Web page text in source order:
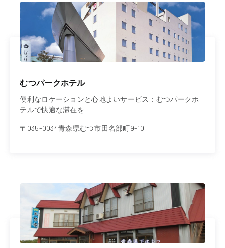
むつパークホテル
便利なロケーションと心地よいサービス：むつパークホ
テルで快適な滞在を
〒035-0034青森県むつ市田名部町9-10